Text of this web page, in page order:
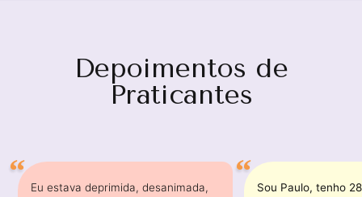
Depoimentos de
Praticantes
Eu estava deprimida, desanimada,
Sou Paulo, tenho